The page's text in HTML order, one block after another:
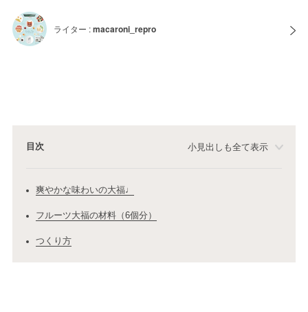
ライター :macaroni_repro
目次 小見出しも全て表示
爽やかな味わいの大福♩
フルーツ大福の材料（6個分）
つくり方